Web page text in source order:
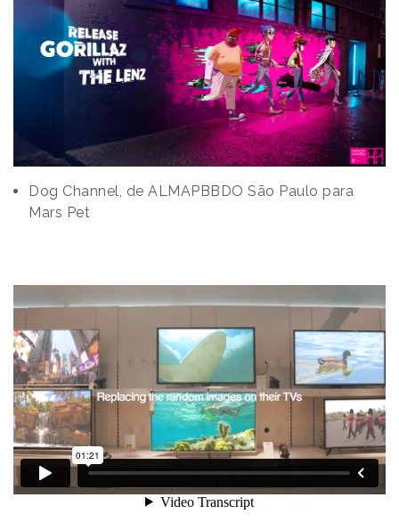
Dog Channel, de ALMAPBBDO São Paulo para
Mars Pet